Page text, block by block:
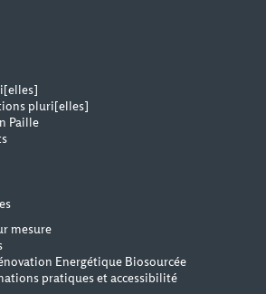
pluri[elles]
Paille
mesure
Energétique Biosourcée
pratiques et accessibilité